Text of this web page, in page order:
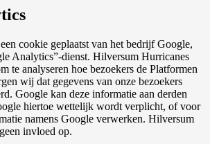
cookie geplaatst van het bedrijf Google,
Analytics”-dienst. Hilversum Hurricanes
te analyseren hoe bezoekers de Platformen
wij dat gegevens van onze bezoekers
Google kan deze informatie aan derden
hiertoe wettelijk wordt verplicht, of voor
namens Google verwerken. Hilversum
invloed op.